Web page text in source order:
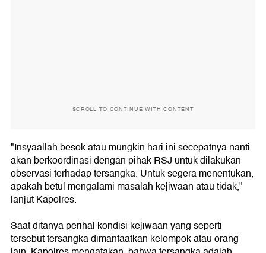
SCROLL TO CONTINUE WITH CONTENT
"Insyaallah besok atau mungkin hari ini secepatnya nanti
akan berkoordinasi dengan pihak RSJ untuk dilakukan
observasi terhadap tersangka. Untuk segera menentukan,
apakah betul mengalami masalah kejiwaan atau tidak,"
lanjut Kapolres.
Saat ditanya perihal kondisi kejiwaan yang seperti
tersebut tersangka dimanfaatkan kelompok atau orang